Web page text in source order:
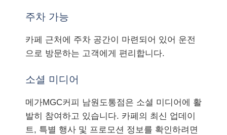
주차 가능
카페 근처에 주차 공간이 마련되어 있어 운전
으로 방문하는 고객에게 편리합니다.
소셜 미디어
메가MGC커피 남원도통점은 소셜 미디어에 활
발히 참여하고 있습니다. 카페의 최신 업데이
트, 특별 행사 및 프로모션 정보를 확인하려면